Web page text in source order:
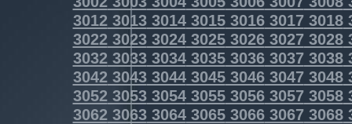
3012301330143015301630173018
3022302330243025302630273028
3032303330343035303630373038
3042304330443045304630473048
3052305330543055305630573058
3062306330643065306630673068